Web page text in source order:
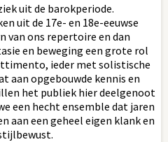
uit de barokperiode.
uit de 17e- en 18e-eeuwse
van ons repertoire en dan
en beweging een grote rol
ieder met solistische
aan opgebouwde kennis en
het publiek hier deelgenoot
een hecht ensemble dat jaren
aan een geheel eigen klank en